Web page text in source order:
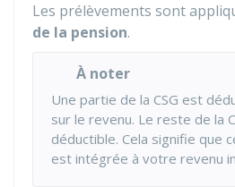
Les prélèvements sont
de la pension.
À noter
Une partie de la CSG est
sur le revenu. Le reste de la
déductible. Cela signifie que
est intégrée à votre revenu